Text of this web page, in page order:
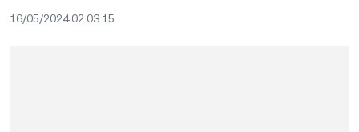
16/05/2024 02:03:15